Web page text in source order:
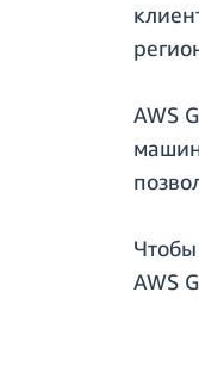
AWS
Чтобы
AWS